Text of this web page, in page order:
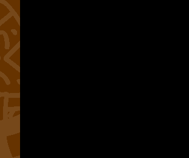
からは考えられ
そのほかに『
ぼ』、『杉の木
流星砲』、『タ
『
“元祖アンパン
の真珠』(2012
から引用させて
の少年とその家
なんと、日本球
嶋茂雄さんでし
さて、この長
一体、『アンパ
るのでしょう